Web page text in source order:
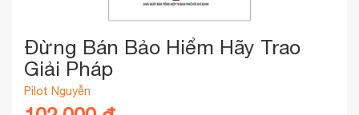
Đừng Bán Bảo Hiểm Hãy Trao
Giải Pháp
Pilot Nguyễn